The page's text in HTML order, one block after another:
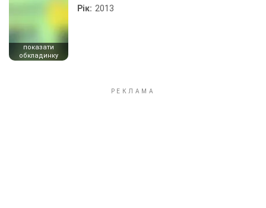
показати
обкладинку
Рік: 2013